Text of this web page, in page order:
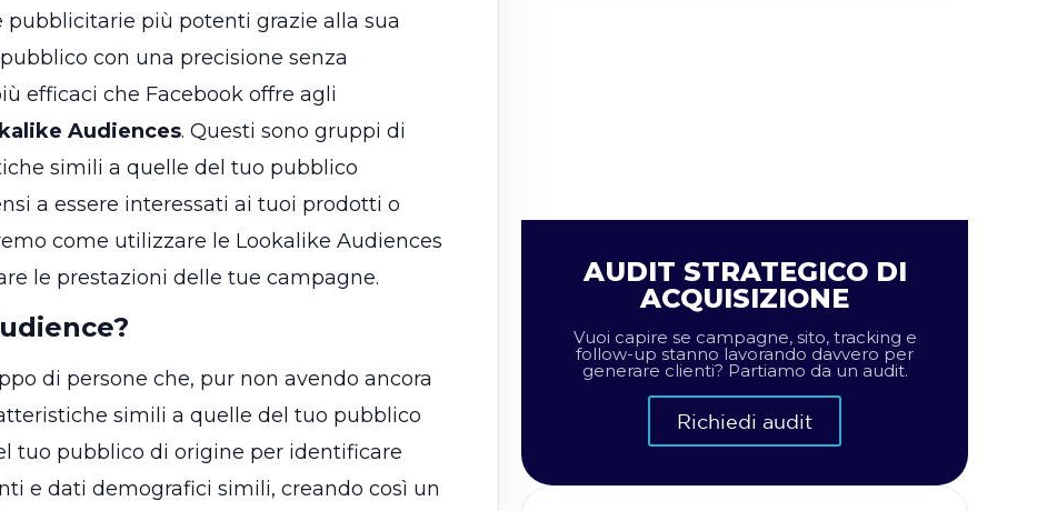
più potenti grazie alla sua
con una precisione senza
efficaci che Facebook offre agli
Audiences. Questi sono gruppi di
simili a quelle del tuo pubblico
a essere interessati ai tuoi prodotti o
come utilizzare le Lookalike Audiences
le prestazioni delle tue campagne.
di persone che, pur non avendo ancora
simili a quelle del tuo pubblico
tuo pubblico di origine per identificare
e dati demografici simili, creando così un
AUDIT STRATEGICO DI
ACQUISIZIONE
Vuoi capire se campagne, sito, tracking e
follow-up stanno lavorando davvero per
generare clienti? Partiamo da un audit.
Richiedi audit